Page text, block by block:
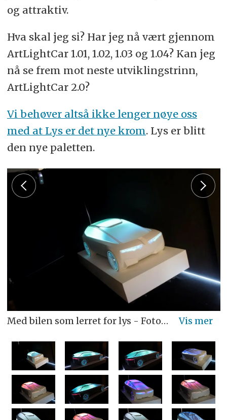
og attraktiv.
Hva skal jeg si? Har jeg nå vært gjennom
ArtLightCar 1.01, 1.02, 1.03 og 1.04? Kan jeg
nå se frem mot neste utviklingstrinn,
ArtLightCar 2.0?
Vi behøver altså ikke lenger nøye oss
med at Lys er det nye krom. Lys er blitt
den nye paletten.
Med bilen som lerret for lys - Foto: Jon Winding-Sørensen og BMW